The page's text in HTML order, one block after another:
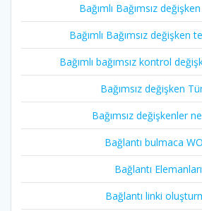
Bağımlı Bağımsız
Bağımlı Bağımsız değişken
Bağımlı bağımsız kontrol
Bağımsız değişken
Bağımsız değişkenler
Bağlantı bulmaca
Bağlantı Elemanları
Bağlantı linki